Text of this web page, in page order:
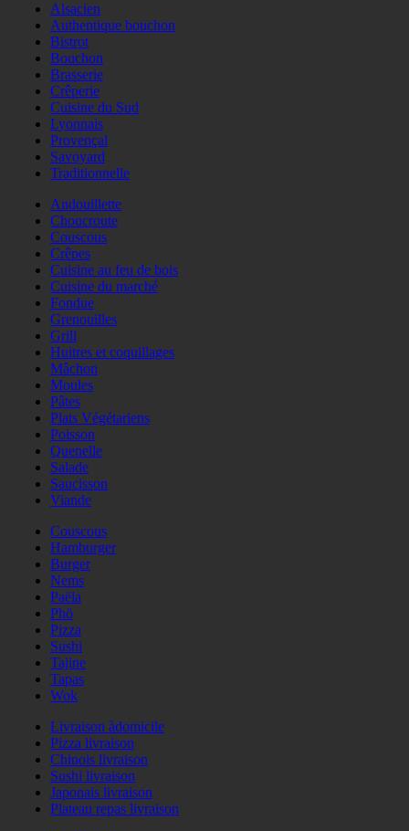
Alsacien
Authentique bouchon
Bistrot
Bouchon
Brasserie
Crêperie
Cuisine du Sud
Lyonnais
Provençal
Savoyard
Traditionnelle
Andouillette
Choucroute
Couscous
Crêpes
Cuisine au feu de bois
Cuisine du marché
Fondue
Grenouilles
Grill
Huitres et coquillages
Mâchon
Moules
Pâtes
Plats Végétariens
Poisson
Quenelle
Salade
Saucisson
Viande
Couscous
Hamburger
Burger
Nems
Paëla
Phö
Pizza
Sushi
Tajine
Tapas
Wok
Livraison àdomicile
Pizza livraison
Chinois livraison
Sushi livraison
Japonais livraison
Plateau repas livraison